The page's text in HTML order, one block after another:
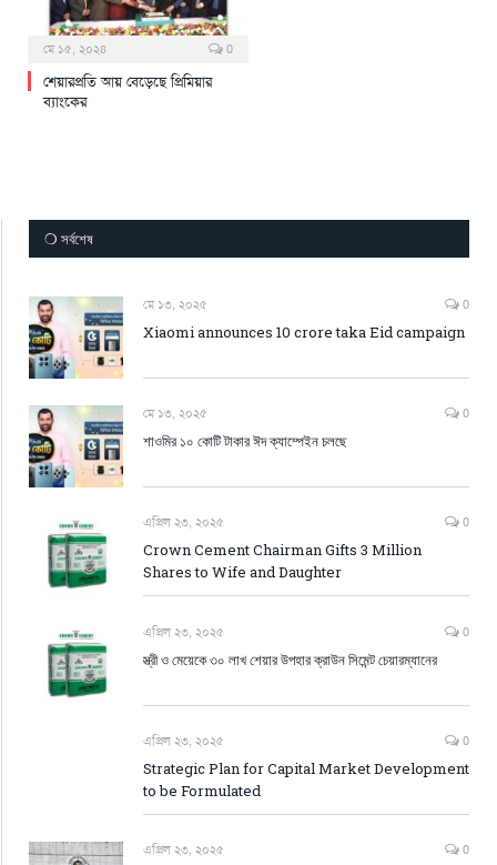
মে ১৫, ২০২৪ 0
শেয়ারপ্রতি আয় বেড়েছে প্রিমিয়ার
ব্যাংকের
❍ সর্বশেষ
মে ১৩, ২০২৫ 0
Xiaomi announces 10 crore taka Eid campaign
মে ১৩, ২০২৫ 0
শাওমির ১০ কোটি টাকার ঈদ ক্যাম্পেইন চলছে
এপ্রিল ২৩, ২০২৫ 0
Crown Cement Chairman Gifts 3 Million
Shares to Wife and Daughter
এপ্রিল ২৩, ২০২৫ 0
স্ত্রী ও মেয়েকে ৩০ লাখ শেয়ার উপহার ক্রাউন সিমেন্ট চেয়ারম্যানের
এপ্রিল ২৩, ২০২৫ 0
Strategic Plan for Capital Market Development
to be Formulated
এপ্রিল ২৩, ২০২৫ 0